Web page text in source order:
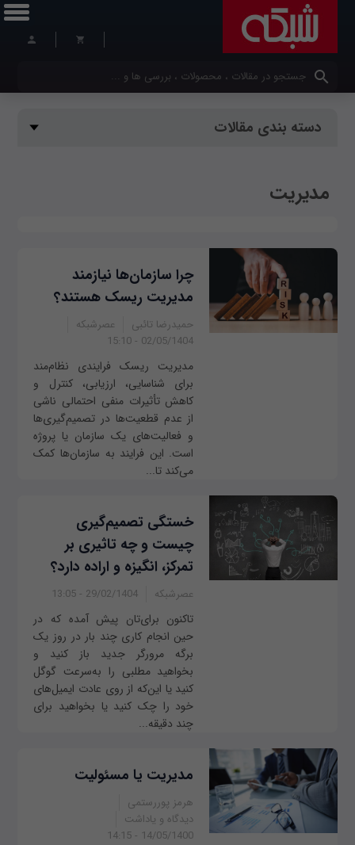
کلمات کلیدی خود را وارد کنید
دسته بندی مقالات
مدیریت
چرا سازمان‌ها نیازمند
مدیریت ریسک هستند؟
حمیدرضا تائبی
عصرشبکه
02/05/1404 - 15:10
مدیریت ریسک فرایندی نظام‌مند
برای شناسایی، ارزیابی، کنترل و
کاهش تأثیرات منفی احتمالی ناشی
از عدم قطعیت‌ها در تصمیم‌گیری‌ها
و فعالیت‌های یک سازمان یا پروژه
است. این فرایند به سازمان‌ها کمک
می‌کند تا...
خستگی تصمیم‌گیری
چیست و چه تاثیری بر
تمرکز، انگیزه و اراده دارد؟
عصرشبکه 29/02/1404 - 13:05
تاکنون برای‌تان پیش آمده که در
حین انجام کاری چند بار در روز یک
برگه مرورگر جدید باز کنید و
بخواهید مطلبی را به‌سرعت گوگل
کنید یا این‌که از روی عادت ایمیل‌های
خود را چک کنید یا بخواهید برای
چند دقیقه...
مدیریت یا مسئولیت
هرمز پوررستمی
دیدگاه و یاداشت
14/05/1400 - 14:15